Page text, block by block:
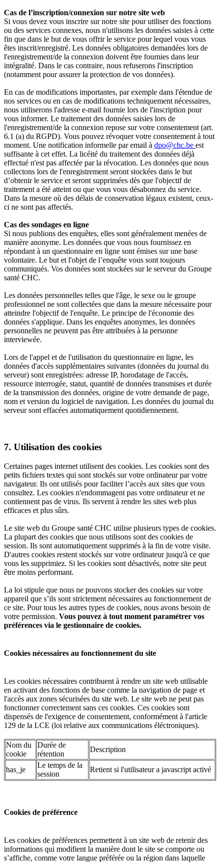
Cas de l’inscription/connexion sur notre site web
Si vous devez vous inscrire sur notre site pour utiliser des fonctions
ou des services connexes, nous n'utilisons les données saisies à cette
fin que dans le but de vous offrir le service pour lequel vous vous
êtes inscrit/enregistré. Les données obligatoires demandées lors de
l'enregistrement/de la connexion doivent être fournies dans leur
intégralité. Dans le cas contraire, nous refuserons l'inscription
(notamment pour assurer la protection de vos données).
En cas de modifications importantes, par exemple dans l'étendue de
nos services ou en cas de modifications techniquement nécessaires,
nous utiliserons l'adresse e-mail fournie lors de l'inscription pour
vous informer. Le traitement des données saisies lors de
l'enregistrement/de la connexion repose sur votre consentement (art.
6.1 (a) du RGPD). Vous pouvez révoquer votre consentement à tout
moment. Une notification informelle par email à dpo@chc.be est
suffisante à cet effet. La licéité du traitement des données déjà
effectué n'est pas affectée par la révocation. Les données que nous
collectons lors de l'enregistrement seront stockées dans le but
d’obtenir le service et seront supprimées dès que l'objectif de
traitement a été atteint ou que vous vous désabonnez du service.
Dans la mesure où des délais de conservation légaux existent, ceux-
ci ne sont pas affectés.
Cas des sondages en ligne
Si nous publions des enquêtes, elles sont généralement menées de
manière anonyme. Les données que vous nous fournissez en
répondant à un questionnaire en ligne sont émises sur une base
volontaire. Le but et l'objet de l’enquête vous sont toujours
communiqués. Vos données sont stockées sur le serveur du Groupe
santé CHC.
Les données personnelles telles que l'âge, le sexe ou le groupe
professionnel ne sont collectées que dans la mesure nécessaire pour
atteindre l'objectif de l'enquête. Le principe de l'économie des
données s'applique. Dans les enquêtes anonymes, les données
personnelles ne peuvent pas être attribuées à la personne
interviewée.
Lors de l'appel et de l'utilisation du questionnaire en ligne, les
données d'accès supplémentaires suivantes (données du journal du
serveur) sont enregistrées: adresse IP, horodatage de l'accès,
ressource interrogée, statut, quantité de données transmises et durée
de la transmission des données, origine de votre demande de page,
nom et version du logiciel de navigation. Les données du journal du
serveur sont effacées automatiquement quotidiennement.
7. Utilisation des cookies
Certaines pages internet utilisent des cookies. Les cookies sont des
petits fichiers textes qui sont stockés sur votre ordinateur par votre
navigateur. Ils ont utilisés pour faciliter l’accès aux sites que vous
consultez. Les cookies n'endommagent pas votre ordinateur et ne
contiennent pas de virus. Ils servent à rendre les sites web plus
efficaces et plus sûrs.
Le site web du Groupe santé CHC utilise plusieurs types de cookies.
La plupart des cookies que nous utilisons sont des cookies de
session. Ils sont automatiquement supprimés à la fin de votre visite.
D'autres cookies restent stockés sur votre ordinateur jusqu'à ce que
vous les supprimiez. Si les cookies sont désactivés, notre site peut
être moins performant.
La loi stipule que nous ne pouvons stocker des cookies sur votre
appareil que s’ils sont strictement nécessaires au fonctionnement de
ce site. Pour tous les autres types de cookies, nous avons besoin de
votre permission. Vous pouvez à tout moment paramétrer vos
préférences via le gestionnaire de cookies.
Cookies nécessaires au fonctionnement du site
Les cookies nécessaires contribuent à rendre un site web utilisable
en activant des fonctions de base comme la navigation de page et
l'accès aux zones sécurisées du site web. Le site web ne peut pas
fonctionner correctement sans ces cookies. Ces cookies sont
dispensés de l'exigence de consentement, conformément à l'article
129 de la LCE (loi relative aux communications éléctroniques).
Nom du
cookie
Durée de
rétention
Description
has_je
Le temps de la
session
Retient si l'utilisateur a javascript activé
Cookies de préférence
Les cookies de préférences permettent à un site web de retenir des
informations qui modifient la manière dont le site se comporte ou
s’affiche, comme votre langue préférée ou la région dans laquelle